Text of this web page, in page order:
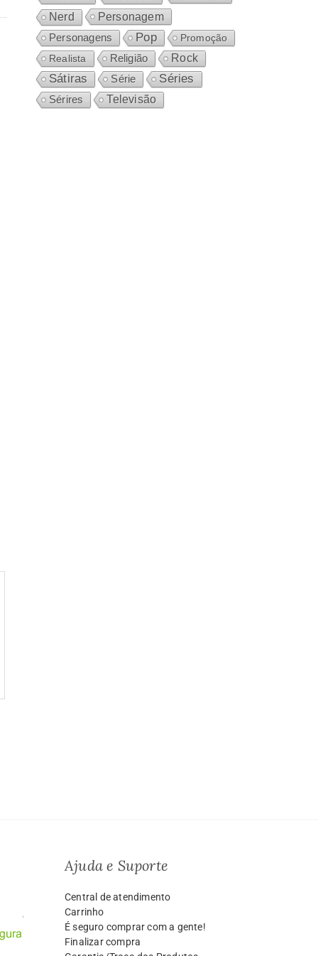
Nerd Personagem
Personagens Pop
Promoção
Realista
Religião Rock
Sátiras Série Séries
Sérires Televisão
Ajuda e Suporte
Central de atendimento
Carrinho
É seguro comprar com a gente!
Finalizar compra